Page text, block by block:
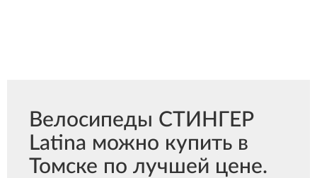
Велосипеды СТИНГЕР
Latina можно купить в
Томске по лучшей цене.